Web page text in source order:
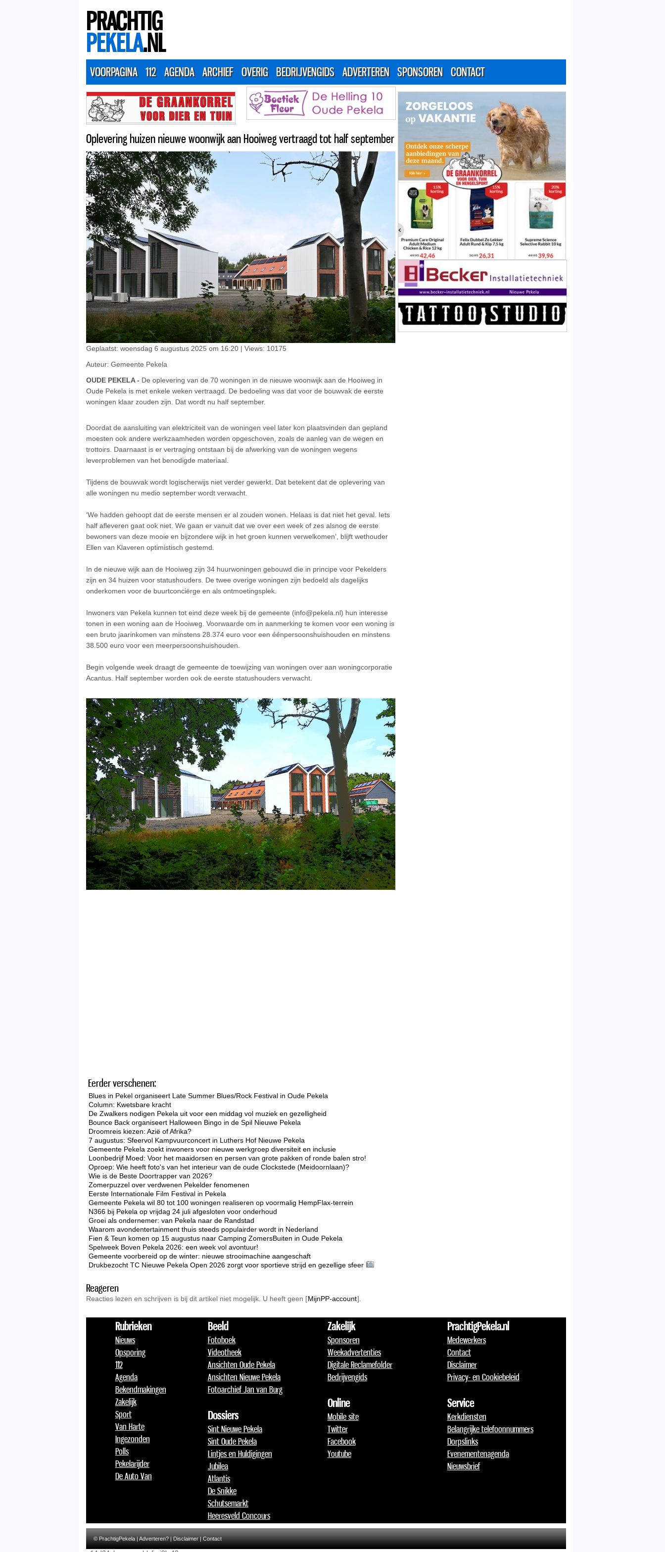
PRACHTIG
PEKELA.NL
VOORPAGINA 112 AGENDA ARCHIEF OVERIG BEDRIJVENGIDS ADVERTEREN SPONSOREN CONTACT
Oplevering huizen nieuwe woonwijk aan Hooiweg vertraagd tot half september
Geplaatst: woensdag 6 augustus 2025 om 16:20 | Views: 10175
Auteur: Gemeente Pekela
OUDE PEKELA - De oplevering van de 70 woningen in de nieuwe woonwijk aan de Hooiweg in
Oude Pekela is met enkele weken vertraagd. De bedoeling was dat voor de bouwvak de eerste
woningen klaar zouden zijn. Dat wordt nu half september.
Doordat de aansluiting van elektriciteit van de woningen veel later kon plaatsvinden dan gepland
moesten ook andere werkzaamheden worden opgeschoven, zoals de aanleg van de wegen en
trottoirs. Daarnaast is er vertraging ontstaan bij de afwerking van de woningen wegens
leverproblemen van het benodigde materiaal.
Tijdens de bouwvak wordt logischerwijs niet verder gewerkt. Dat betekent dat de oplevering van
alle woningen nu medio september wordt verwacht.
‘We hadden gehoopt dat de eerste mensen er al zouden wonen. Helaas is dat niet het geval. Iets
half afleveren gaat ook niet. We gaan er vanuit dat we over een week of zes alsnog de eerste
bewoners van deze mooie en bijzondere wijk in het groen kunnen verwelkomen’, blijft wethouder
Ellen van Klaveren optimistisch gestemd.
In de nieuwe wijk aan de Hooiweg zijn 34 huurwoningen gebouwd die in principe voor Pekelders
zijn en 34 huizen voor statushouders. De twee overige woningen zijn bedoeld als dagelijks
onderkomen voor de buurtconciërge en als ontmoetingsplek.
Inwoners van Pekela kunnen tot eind deze week bij de gemeente (info@pekela.nl) hun interesse
tonen in een woning aan de Hooiweg. Voorwaarde om in aanmerking te komen voor een woning is
een bruto jaarinkomen van minstens 28.374 euro voor een éénpersoonshuishouden en minstens
38.500 euro voor een meerpersoonshuishouden.
Begin volgende week draagt de gemeente de toewijzing van woningen over aan woningcorporatie
Acantus. Half september worden ook de eerste statushouders verwacht.
Eerder verschenen:
Blues in Pekel organiseert Late Summer Blues/Rock Festival in Oude Pekela
Column: Kwetsbare kracht
De Zwalkers nodigen Pekela uit voor een middag vol muziek en gezelligheid
Bounce Back organiseert Halloween Bingo in de Spil Nieuwe Pekela
Droomreis kiezen: Azië of Afrika?
7 augustus: Sfeervol Kampvuurconcert in Luthers Hof Nieuwe Pekela
Gemeente Pekela zoekt inwoners voor nieuwe werkgroep diversiteit en inclusie
Loonbedrijf Moed: Voor het maaidorsen en persen van grote pakken of ronde balen stro!
Oproep: Wie heeft foto's van het interieur van de oude Clockstede (Meidoornlaan)?
Wie is de Beste Doortrapper van 2026?
Zomerpuzzel over verdwenen Pekelder fenomenen
Eerste Internationale Film Festival in Pekela
Gemeente Pekela wil 80 tot 100 woningen realiseren op voormalig HempFlax-terrein
N366 bij Pekela op vrijdag 24 juli afgesloten voor onderhoud
Groei als ondernemer: van Pekela naar de Randstad
Waarom avondentertainment thuis steeds populairder wordt in Nederland
Fien & Teun komen op 15 augustus naar Camping ZomersBuiten in Oude Pekela
Spelweek Boven Pekela 2026: een week vol avontuur!
Gemeente voorbereid op de winter: nieuwe strooimachine aangeschaft
Drukbezocht TC Nieuwe Pekela Open 2026 zorgt voor sportieve strijd en gezellige sfeer
Reageren
Reacties lezen en schrijven is bij dit artikel niet mogelijk. U heeft geen [MijnPP-account].
Rubrieken
Nieuws
Opsporing
112
Agenda
Bekendmakingen
Zakelijk
Sport
Van Harte
Ingezonden
Polls
Pekelarijder
De Auto Van
Beeld
Fotoboek
Videotheek
Ansichten Oude Pekela
Ansichten Nieuwe Pekela
Fotoarchief Jan van Burg
Dossiers
Sint Nieuwe Pekela
Sint Oude Pekela
Lintjes en Huldigingen
Jubilea
Atlantis
De Snikke
Schutsemarkt
Heeresveld Concours
Zakelijk
Sponsoren
Weekadvertenties
Digitale Reclamefolder
Bedrijvengids
Online
Mobile site
Twitter
Facebook
Youtube
PrachtigPekela.nl
Medewerkers
Contact
Disclaimer
Privacy- en Cookiebeleid
Service
Kerkdiensten
Belangrijke telefoonnummers
Dorpslinks
Evenementenagenda
Nieuwsbrief
© PrachtigPekela |Adverteren?|Disclaimer|Contact